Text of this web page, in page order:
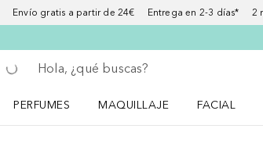
Envío gratis a partir de 24€ Entrega en 2-3 días* 2
Regresar
Ejecutar búsqueda
PERFUMES
MAQUILLAJE
FACIAL